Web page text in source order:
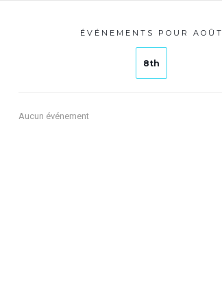
ÉVÉNEMENTS POUR AOÛT
8th
Aucun événement